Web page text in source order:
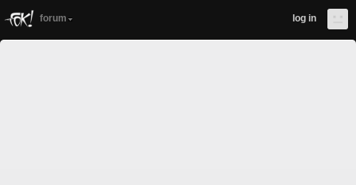
forum log in